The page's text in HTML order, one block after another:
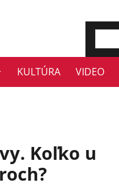
KULTÚRA VIDEO
Koľko u